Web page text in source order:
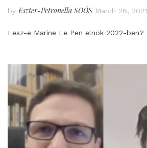
by Eszter-Petronella SOÓS March 26, 2021
Lesz-e Marine Le Pen elnök 2022-ben?